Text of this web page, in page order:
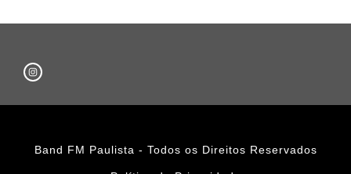
Band FM Paulista - Todos os Direitos Reservados